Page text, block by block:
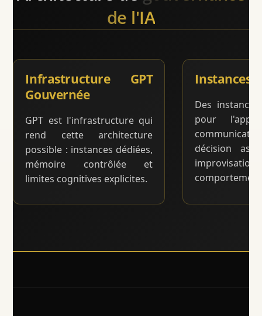
de l'IA
Infrastructure GPT
Gouvernée
GPT est l'infrastructure qui
rend cette architecture
possible : instances dédiées,
mémoire contrôlée et
limites cognitives explicites.
Instances
Des
pour
décision